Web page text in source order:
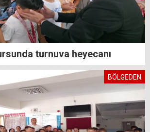
turnuva heyecanı
BÖLGEDEN